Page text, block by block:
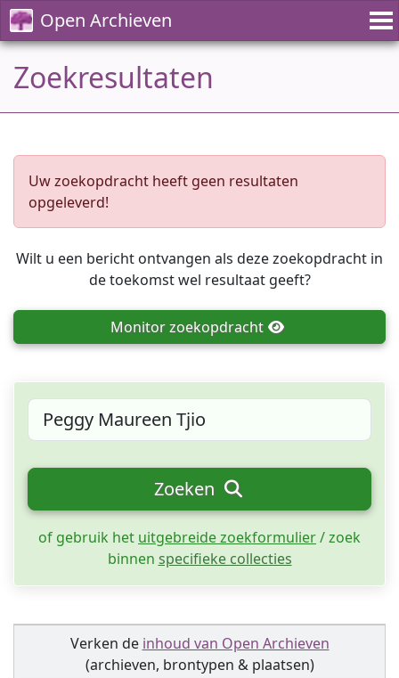
Open Archieven
Zoekresultaten
Uw zoekopdracht heeft geen resultaten
opgeleverd!
Wilt u een bericht ontvangen als deze zoekopdracht in
de toekomst wel resultaat geeft?
Monitorzoekopdracht
Zoeken
of gebruik het uitgebreide zoekformulier/ zoek
binnen specifieke collecties
Verken de inhoud van Open Archieven
(archieven, brontypen & plaatsen)